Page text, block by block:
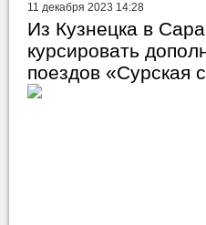
11 декабря 2023 14:28
Из Кузнецка в
курсировать
поездов «Сурская